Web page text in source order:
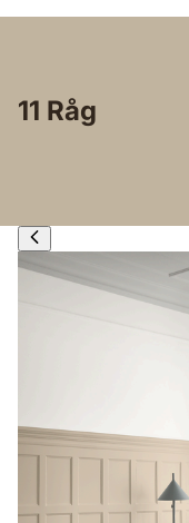
11 Råg